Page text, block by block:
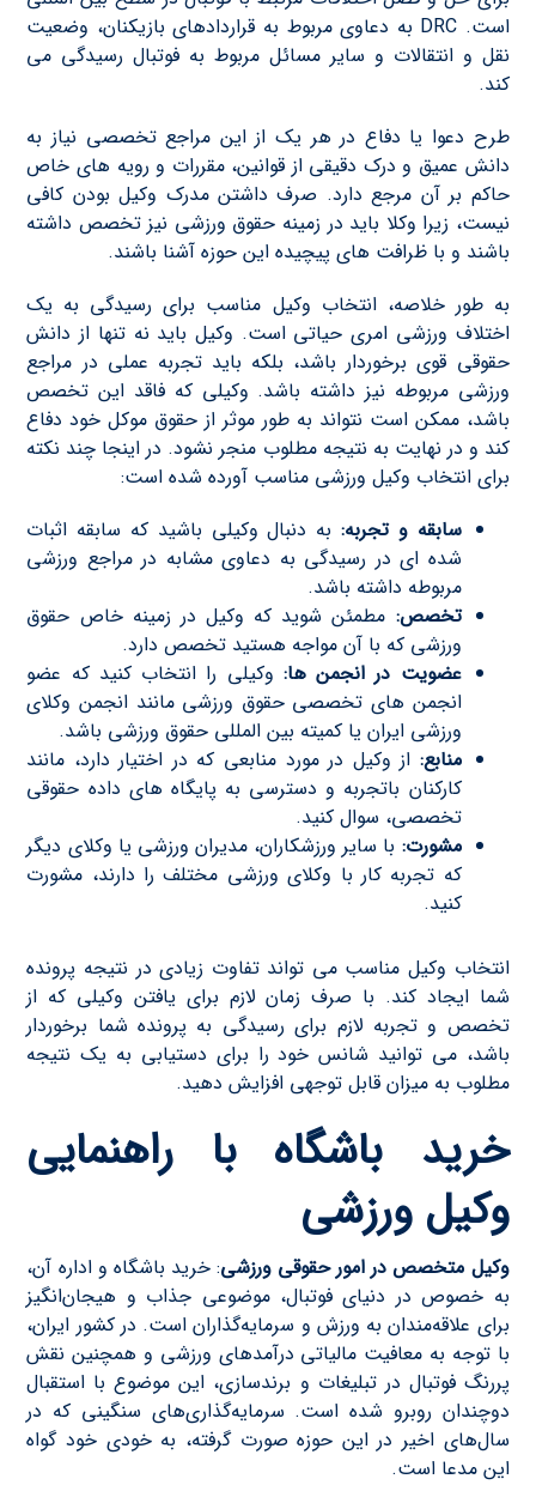
است. DRC به دعاوی مربوط به قراردادهای بازیکنان، وضعیت
نقل و انتقالات و سایر مسائل مربوط به فوتبال رسیدگی می
کند.
طرح دعوا یا دفاع در هر یک از این مراجع تخصصی نیاز به
دانش عمیق و درک دقیقی از قوانین، مقررات و رویه های خاص
حاکم بر آن مرجع دارد. صرف داشتن مدرک وکیل بودن کافی
نیست، زیرا وکلا باید در زمینه حقوق ورزشی نیز تخصص داشته
باشند و با ظرافت های پیچیده این حوزه آشنا باشند.
به طور خلاصه، انتخاب وکیل مناسب برای رسیدگی به یک
اختلاف ورزشی امری حیاتی است. وکیل باید نه تنها از دانش
حقوقی قوی برخوردار باشد، بلکه باید تجربه عملی در مراجع
ورزشی مربوطه نیز داشته باشد. وکیلی که فاقد این تخصص
باشد، ممکن است نتواند به طور موثر از حقوق موکل خود دفاع
کند و در نهایت به نتیجه مطلوب منجر نشود. در اینجا چند نکته
برای انتخاب وکیل ورزشی مناسب آورده شده است:
سابقه و تجربه: به دنبال وکیلی باشید که سابقه اثبات
شده ای در رسیدگی به دعاوی مشابه در مراجع ورزشی
مربوطه داشته باشد.
تخصص: مطمئن شوید که وکیل در زمینه خاص حقوق
ورزشی که با آن مواجه هستید تخصص دارد.
عضویت در انجمن ها: وکیلی را انتخاب کنید که عضو
انجمن های تخصصی حقوق ورزشی مانند انجمن وکلای
ورزشی ایران یا کمیته بین المللی حقوق ورزشی باشد.
منابع: از وکیل در مورد منابعی که در اختیار دارد، مانند
کارکنان باتجربه و دسترسی به پایگاه های داده حقوقی
تخصصی، سوال کنید.
مشورت: با سایر ورزشکاران، مدیران ورزشی یا وکلای دیگر
که تجربه کار با وکلای ورزشی مختلف را دارند، مشورت
کنید.
انتخاب وکیل مناسب می تواند تفاوت زیادی در نتیجه پرونده
شما ایجاد کند. با صرف زمان لازم برای یافتن وکیلی که از
تخصص و تجربه لازم برای رسیدگی به پرونده شما برخوردار
باشد، می توانید شانس خود را برای دستیابی به یک نتیجه
مطلوب به میزان قابل توجهی افزایش دهید.
خرید باشگاه با راهنمایی
وکیل ورزشی
وکیل متخصص در امور حقوقی ورزشی: خرید باشگاه و اداره آن،
به خصوص در دنیای فوتبال، موضوعی جذاب و هیجان‌انگیز
برای علاقه‌مندان به ورزش و سرمایه‌گذاران است. در کشور ایران،
با توجه به معافیت مالیاتی درآمدهای ورزشی و همچنین نقش
پررنگ فوتبال در تبلیغات و برندسازی، این موضوع با استقبال
دوچندان روبرو شده است. سرمایه‌گذاری‌های سنگینی که در
سال‌های اخیر در این حوزه صورت گرفته، به خودی خود گواه
این مدعا است.